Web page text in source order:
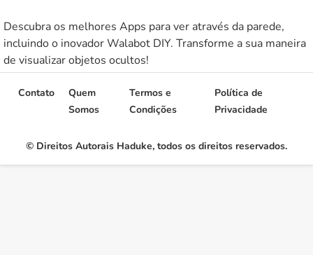
Descubra os melhores Apps para ver através da parede,
incluindo o inovador Walabot DIY. Transforme a sua maneira
de visualizar objetos ocultos!
© Direitos Autorais Haduke, todos os direitos reservados.
Contato
Quem
Somos
Termos e
Condições
Política de
Privacidade